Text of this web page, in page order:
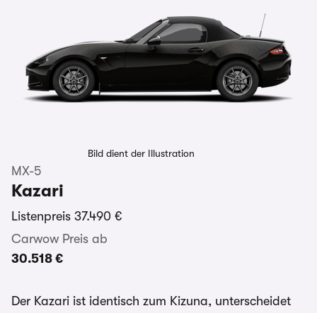
Bild dient der Illustration
MX-5
Kazari
Listenpreis 37.490 €
Carwow Preis ab
30.518 €
Der Kazari ist identisch zum Kizuna, unterscheidet